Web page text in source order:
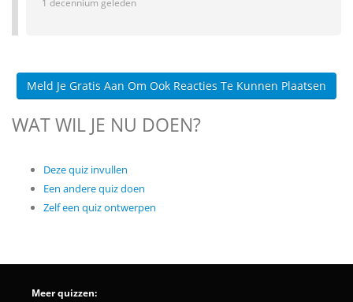
Meld Je Gratis Aan Om Ook Reacties Te Kunnen Plaatsen
WAT WIL JE NU DOEN?
Deze quiz invullen
Een andere quiz doen
Zelf een quiz ontwerpen
Meer quizzen: